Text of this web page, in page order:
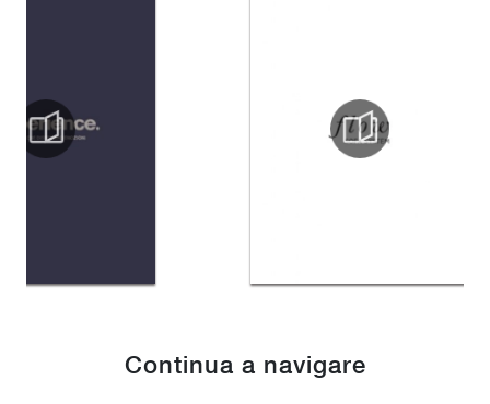
Continua a navigare